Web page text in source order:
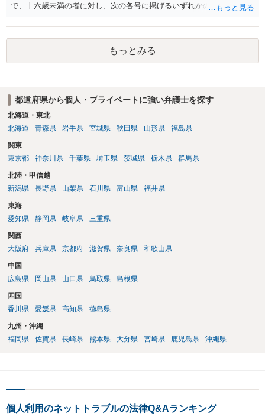
で、十六歳未満の者に対し、次の各号に掲げるいずれかの行為をした
が生まれた日より五年以上前の日に生まれた者に限る。）は、一年以
下の拘禁刑又は五十万円以下の罰金に処する。 一 威迫し、偽計を用
い又は誘惑して面会を要求すること。 二 拒まれたにもかかわらず、
反復して面会を要求すること。 三 金銭その他の利益を供与し、又は
二年以下の拘禁刑又は百万円以下の罰金に処する。
もっとみる
都道府県から個人・プライベートに強い弁護士を探す
北海道・東北
北海道
青森県 岩手県 宮城県 秋田県 山形県 福島県
関東
東京都
神奈川県 千葉県 埼玉県 茨城県 栃木県 群馬県
北陸・甲信越
新潟県
長野県 山梨県 石川県 富山県 福井県
東海
愛知県
静岡県 岐阜県 三重県
関西
大阪府
兵庫県 京都府 滋賀県 奈良県 和歌山県
中国
広島県
岡山県 山口県 鳥取県 島根県
四国
香川県
愛媛県 高知県 徳島県
九州・沖縄
福岡県
佐賀県 長崎県 熊本県 大分県 宮崎県 鹿児島県 沖縄県
個人利用のネットトラブルの法律Q&Aランキング